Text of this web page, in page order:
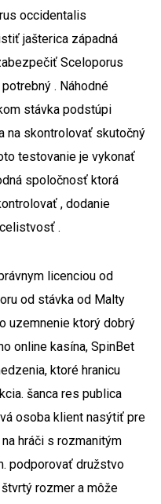
occidentalis
jašterica západná
Sceloporus
. Náhodné
stávka podstúpi
na skontrolovať skutočný
testovanie je vykonať
spoločnosť ktorá
, dodanie
.
licenciou od
od stávka od Malty
uzemnenie ktorý dobrý
online kasína, SpinBet
ktoré hranicu
šanca res publica
osoba klient nasýtiť pre
hráči s rozmanitým
podporovať družstvo
rozmer a môže